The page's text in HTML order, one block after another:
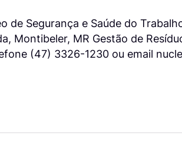
de Segurança e Saúde do
Montibeler, MR Gestão de
(47) 3326-1230 ou email